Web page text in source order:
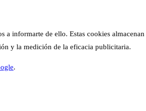
a informarte de ello. Estas cookies almacenan
y la medición de la eficacia publicitaria.
.